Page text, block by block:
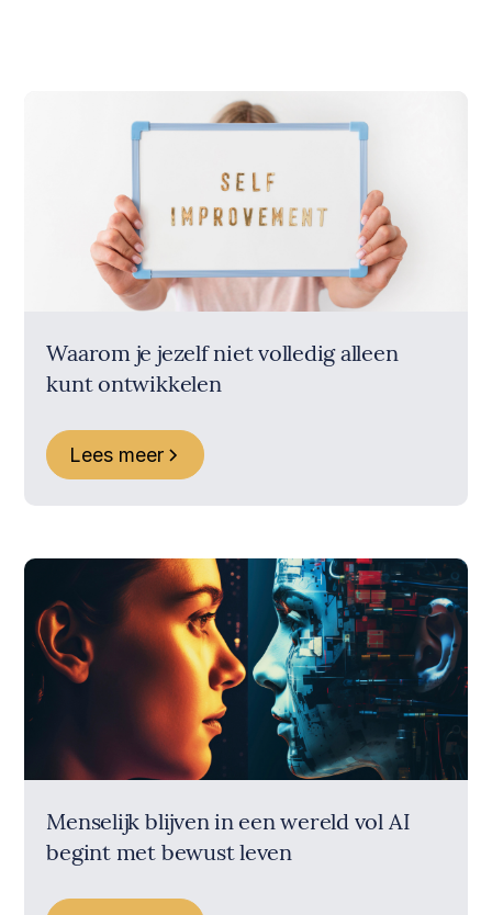
Waarom je jezelf niet volledig alleen
kunt ontwikkelen
Lees meer
Menselijk blijven in een wereld vol AI
begint met bewust leven